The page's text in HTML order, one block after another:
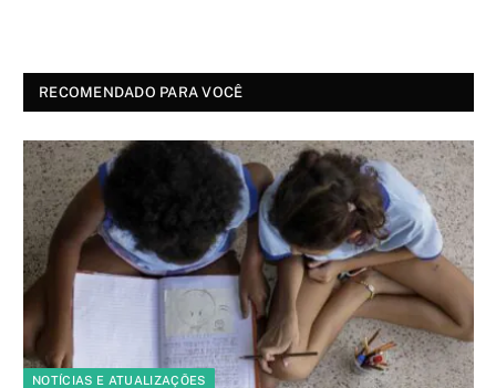
RECOMENDADO PARA VOCÊ
NOTÍCIAS E ATUALIZAÇÕES